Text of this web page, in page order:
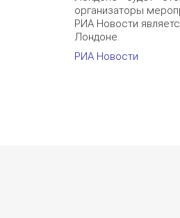
организаторы
РИА Новости
Лондоне.
РИА Новости